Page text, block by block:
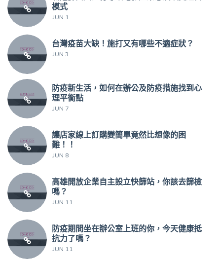
模式
JUN 1
台灣疫苗大缺！施打又有哪些不適症狀？
JUN 3
防疫新生活，如何在辦公及防疫措施找到心
理平衡點
JUN 7
讓店家線上訂購變簡單竟然比想像的困
難！！
JUN 8
高雄開放企業自主設立快篩站，你該去篩檢
嗎？
JUN 11
防疫期間坐在辦公室上班的你，今天健康抵
抗力了嗎？
JUN 11